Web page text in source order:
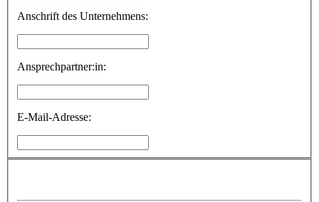
Anschrift des Unternehmens:
Ansprechpartner:in:
E-Mail-Adresse: